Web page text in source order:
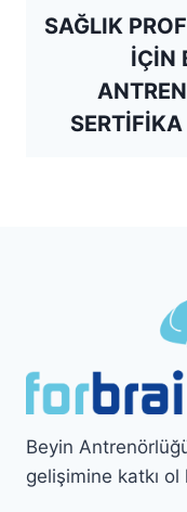
SAĞLIK
İÇİN
Beyin
gelişimine katkı